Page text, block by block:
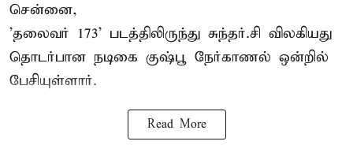
சென்னை,
'தலைவர் 173' படத்திலிருந்து சுந்தர்.சி விலகியது
தொடர்பான நடிகை குஷ்பூ நேர்காணல் ஒன்றில்
பேசியுள்ளார்.
Read More